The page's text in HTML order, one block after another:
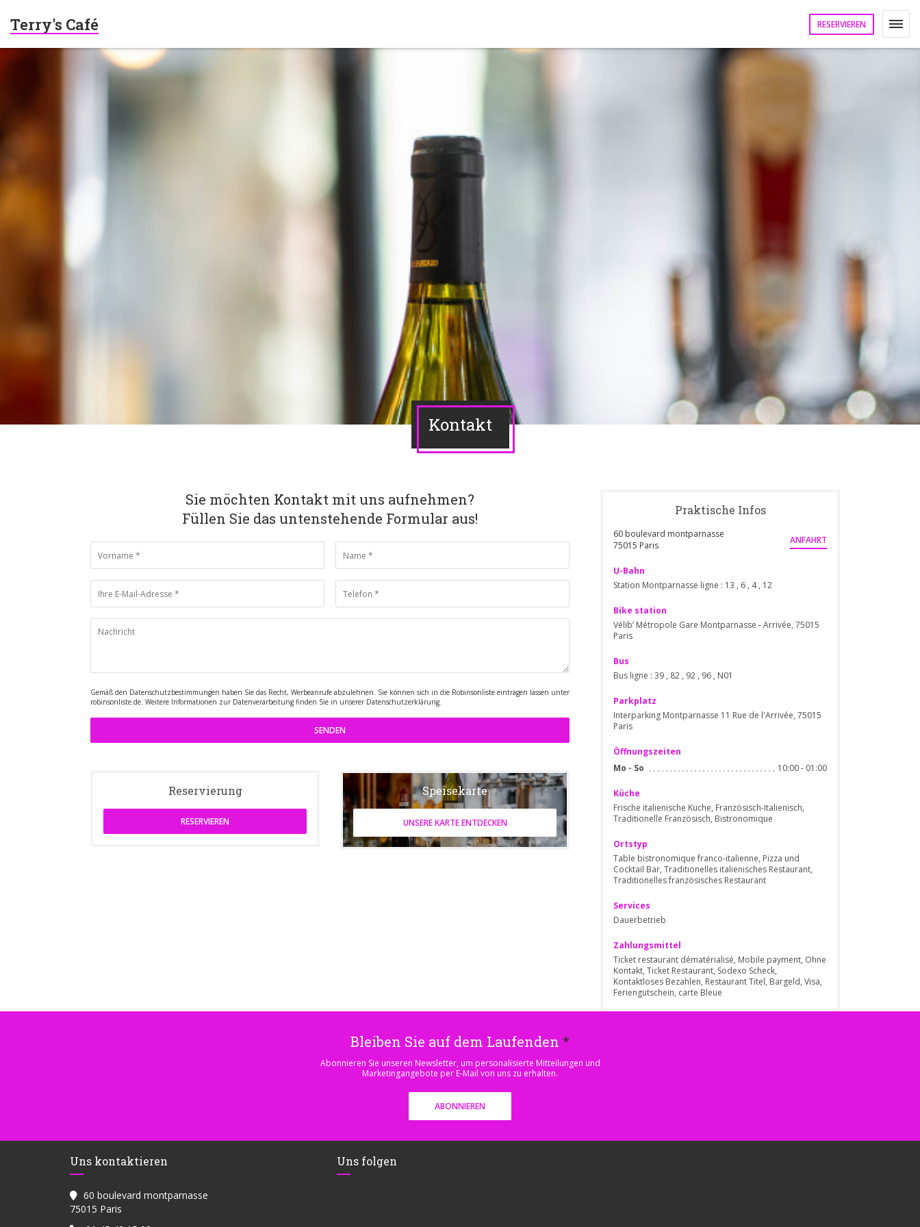
Terry's Café RESERVIEREN
Kontakt
Sie möchten Kontakt mit uns aufnehmen?
Füllen Sie das untenstehende Formular aus!
Gemäß den Datenschutzbestimmungen haben Sie das Recht, Werbeanrufe abzulehnen. Sie können sich in die Robinsonliste eintragen lassen unter
robinsonliste.de. Weitere Informationen zur Datenverarbeitung finden Sie in unserer Datenschutzerklärung.
Reservierung
RESERVIEREN
Speisekarte
UNSERE KARTE ENTDECKEN
Praktische Infos
60 boulevard montparnasse
75015 Paris((öffnet ein neues Fenster)) ANFAHRT
U-Bahn
Station Montparnasse ligne : 13 , 6 , 4 , 12
Bike station
Vélib’ Métropole Gare Montparnasse - Arrivée, 75015
Paris
Bus
Bus ligne : 39 , 82 , 92 , 96 , N01
Parkplatz
Interparking Montparnasse 11 Rue de l'Arrivée, 75015
Paris
Öffnungszeiten
Mo - So 10:00 - 01:00
Küche
Frische italienische Küche, Französisch-Italienisch,
Traditionelle Französisch, Bistronomique
Ortstyp
Table bistronomique franco-italienne, Pizza und
Cocktail Bar, Traditionelles italienisches Restaurant,
Traditionelles französisches Restaurant
Services
Dauerbetrieb
Zahlungsmittel
Ticket restaurant dématérialisé, Mobile payment, Ohne
Kontakt, Ticket Restaurant, Sodexo Scheck,
Kontaktloses Bezahlen, Restaurant Titel, Bargeld, Visa,
Feriengutschein, carte Bleue
Bleiben Sie auf dem Laufenden *
Abonnieren Sie unseren Newsletter, um personalisierte Mitteilungen und
Marketingangebote per E-Mail von uns zu erhalten.
ABONNIEREN
Uns kontaktieren
60 boulevard montparnasse
75015 Paris
Uns folgen